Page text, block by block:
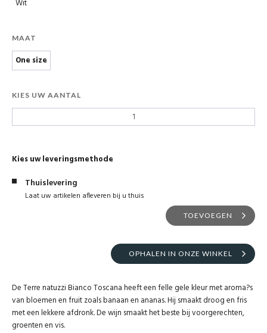
Wit
MAAT
One size
KIES UW AANTAL
Kies uw leveringsmethode
Thuislevering
Laat uw artikelen afleveren bij u thuis
TOEVOEGEN
OPHALEN IN ONZE WINKEL
De Terre natuzzi Bianco Toscana heeft een felle gele kleur met aroma?s
van bloemen en fruit zoals banaan en ananas. Hij smaakt droog en fris
met een lekkere afdronk. De wijn smaakt het beste bij voorgerechten,
groenten en vis.